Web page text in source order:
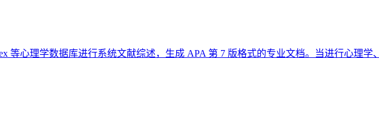
等心理学数据库进行系统文献综述，生成 APA 第 7 版格式的专业文档。当进行心理